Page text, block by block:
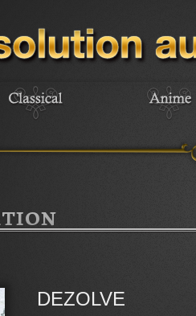
DEZOLVE